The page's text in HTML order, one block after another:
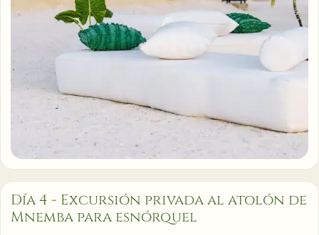
Día 4 - Excursión privada al atolón de
Mnemba para esnórquel